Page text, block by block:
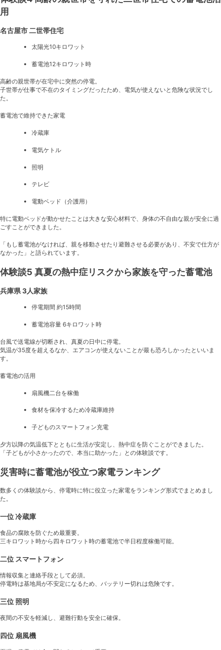
用
名古屋市 二世帯住宅
太陽光10キロワット
蓄電池12キロワット時
高齢の親世帯が在宅中に突然の停電。
子世帯が仕事で不在のタイミングだったため、電気が使えないと危険な状況でし
た。
蓄電池で維持できた家電
冷蔵庫
電気ケトル
照明
テレビ
電動ベッド（介護用）
特に電動ベッドが動かせたことは大きな安心材料で、身体の不自由な親が安全に過
ごすことができました。
「もし蓄電池がなければ、親を移動させたり避難させる必要があり、不安で仕方が
なかった」と語られています。
体験談5 真夏の熱中症リスクから家族を守った蓄電池
兵庫県 3人家族
停電期間 約15時間
蓄電池容量 6キロワット時
台風で送電線が切断され、真夏の日中に停電。
気温が35度を超えるなか、エアコンが使えないことが最も恐ろしかったといいま
す。
蓄電池の活用
扇風機二台を稼働
食材を保冷するため冷蔵庫維持
子どものスマートフォン充電
夕方以降の気温低下とともに生活が安定し、熱中症を防ぐことができました。
「子どもが小さかったので、本当に助かった」との体験談です。
災害時に蓄電池が役立つ家電ランキング
数多くの体験談から、停電時に特に役立った家電をランキング形式でまとめまし
た。
一位 冷蔵庫
食品の腐敗を防ぐため最重要。
三キロワット時から四キロワット時の蓄電池で半日程度稼働可能。
二位 スマートフォン
情報収集と連絡手段として必須。
停電時は基地局が不安定になるため、バッテリー切れは危険です。
三位 照明
夜間の不安を軽減し、避難行動を安全に確保。
四位 扇風機